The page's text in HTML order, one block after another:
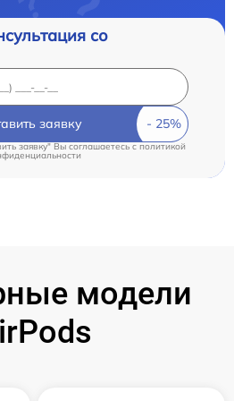
со
заявку
заявку" Вы соглашаетесь c политикой
модели